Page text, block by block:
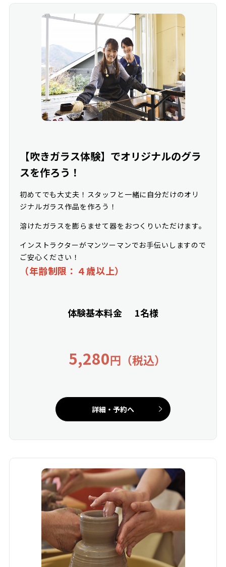
【吹きガラス体験】でオリジナルのグラ
スを作ろう！
初めてでも大丈夫！スタッフと一緒に自分だけのオリ
ジナルガラス作品を作ろう！
溶けたガラスを膨らませて器をおつくりいただけます。
インストラクターがマンツーマンでお手伝いしますので
ご安心ください！
（年齢制限：４歳以上）
体験基本料金 1名様
5,280円（税込）
詳細・予約へ